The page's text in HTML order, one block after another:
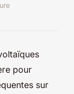
pour
sur